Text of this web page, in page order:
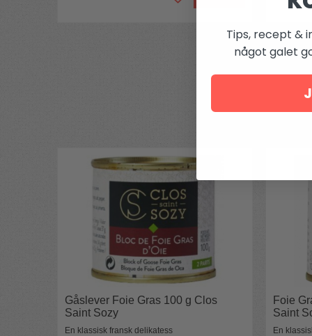
Gåslever Foie Gras 100 g Clos
Saint Sozy
En klassisk fransk delikatess
Foie
Saint
En
Tips, recept &
något galet